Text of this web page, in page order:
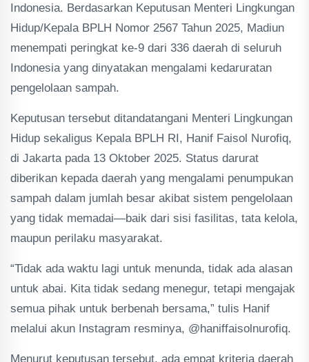
Indonesia. Berdasarkan Keputusan Menteri Lingkungan
Hidup/Kepala BPLH Nomor 2567 Tahun 2025, Madiun
menempati peringkat ke-9 dari 336 daerah di seluruh
Indonesia yang dinyatakan mengalami kedaruratan
pengelolaan sampah.
Keputusan tersebut ditandatangani Menteri Lingkungan
Hidup sekaligus Kepala BPLH RI, Hanif Faisol Nurofiq,
di Jakarta pada 13 Oktober 2025. Status darurat
diberikan kepada daerah yang mengalami penumpukan
sampah dalam jumlah besar akibat sistem pengelolaan
yang tidak memadai—baik dari sisi fasilitas, tata kelola,
maupun perilaku masyarakat.
“Tidak ada waktu lagi untuk menunda, tidak ada alasan
untuk abai. Kita tidak sedang menegur, tetapi mengajak
semua pihak untuk berbenah bersama,” tulis Hanif
melalui akun Instagram resminya, @haniffaisolnurofiq.
Menurut keputusan tersebut, ada empat kriteria daerah